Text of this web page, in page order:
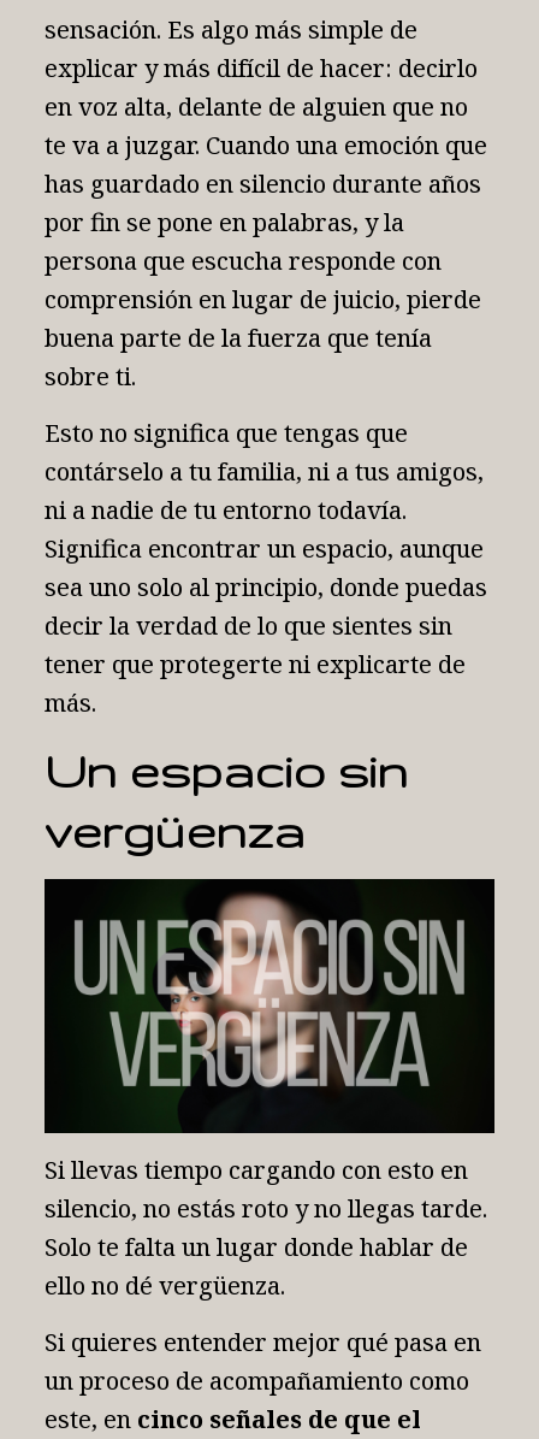
sensación. Es algo más simple de
explicar y más difícil de hacer: decirlo
en voz alta, delante de alguien que no
te va a juzgar. Cuando una emoción que
has guardado en silencio durante años
por fin se pone en palabras, y la
persona que escucha responde con
comprensión en lugar de juicio, pierde
buena parte de la fuerza que tenía
sobre ti.
Esto no significa que tengas que
contárselo a tu familia, ni a tus amigos,
ni a nadie de tu entorno todavía.
Significa encontrar un espacio, aunque
sea uno solo al principio, donde puedas
decir la verdad de lo que sientes sin
tener que protegerte ni explicarte de
más.
Un espacio sin
vergüenza
Si llevas tiempo cargando con esto en
silencio, no estás roto y no llegas tarde.
Solo te falta un lugar donde hablar de
ello no dé vergüenza.
Si quieres entender mejor qué pasa en
un proceso de acompañamiento como
este, en cinco señales de que el